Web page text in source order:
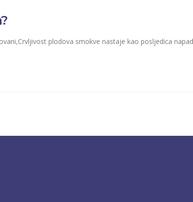
plodova smokve nastaje kao posljedica